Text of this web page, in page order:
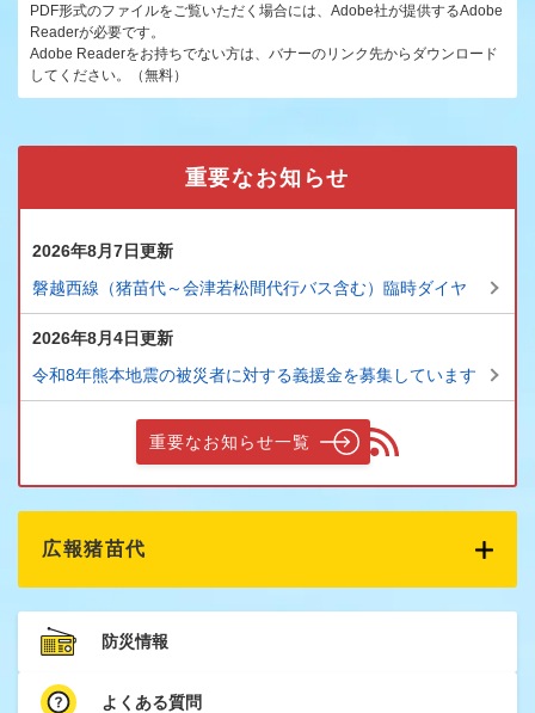
PDF形式のファイルをご覧いただく場合には、Adobe社が提供するAdobe
Readerが必要です。
Adobe Readerをお持ちでない方は、バナーのリンク先からダウンロード
してください。（無料）
重要なお知らせ
2026年8月7日更新
磐越西線（猪苗代～会津若松間代行バス含む）臨時ダイヤ
2026年8月4日更新
令和8年熊本地震の被災者に対する義援金を募集しています
重要なお知らせ一覧
広報猪苗代
防災情報
よくある質問